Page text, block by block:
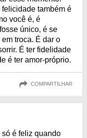
também é
você é, é
único, é se
troca. É dar o
É ter fidelidade
é ter amor-próprio.
COMPARTILHAR
é feliz quando